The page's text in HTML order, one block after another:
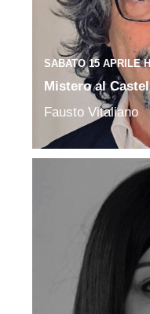
SABATO 15 APRILE
Mistero al
Fausto Vitaliano